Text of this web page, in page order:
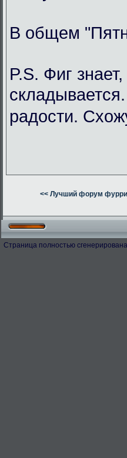
В общем
P.S. Фиг
складывается.
радости.
<< Лучший форум фурри
Страница полностью